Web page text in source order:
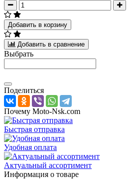
Добавить в корзину
Добавить в сравнение
Выбрать
Поделиться
Почему Moto-Nsk.com
Быстрая отправка
Удобная оплата
Актуальный ассортимент
Информация о товаре